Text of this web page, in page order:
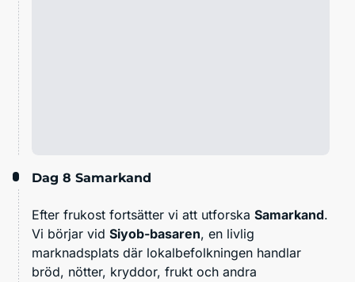
Dag 8 Samarkand
Efter frukost fortsätter vi att utforska Samarkand.
Vi börjar vid Siyob-basaren, en livlig
marknadsplats där lokalbefolkningen handlar
bröd, nötter, kryddor, frukt och andra